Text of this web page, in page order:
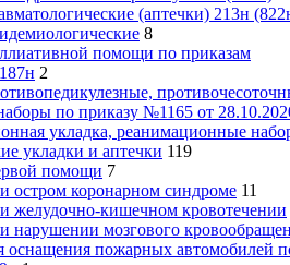
(аптечки) 213н
8
помощи по приказам
2
по приказу №1165 от
укладка, реанимационные
укладки и аптечки 119
помощи 7
остром коронарном синдроме 11
желудочно-кишечном кровотечении
нарушении мозгового
оснащения пожарных автомобилей